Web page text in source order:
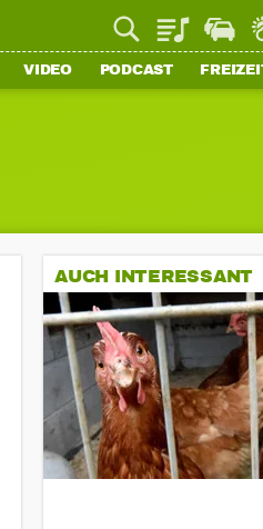
Playlist
VIDEO PODCAST
AUCH INTERESSANT